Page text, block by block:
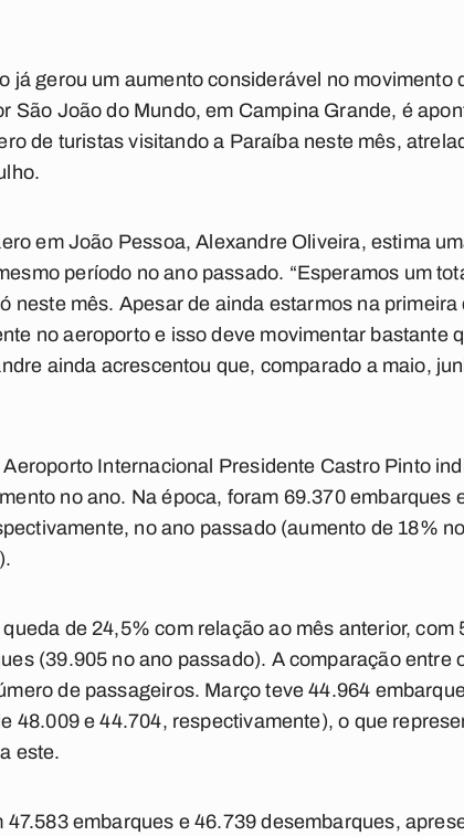
já gerou um aumento considerável no movimento
São João do Mundo, em Campina Grande, é
de turistas visitando a Paraíba neste mês,
em João Pessoa, Alexandre Oliveira, estima
período no ano passado. “Esperamos um
neste mês. Apesar de ainda estarmos na
no aeroporto e isso deve movimentar bastante
ainda acrescentou que, comparado a maio,
Internacional Presidente Castro Pinto
no ano. Na época, foram 69.370 embarques
no ano passado (aumento de 18%
de 24,5% com relação ao mês anterior, com
(39.905 no ano passado). A comparação entre
de passageiros. Março teve 44.964
48.009 e 44.704, respectivamente), o que
este.
47.583 embarques e 46.739 desembarques,